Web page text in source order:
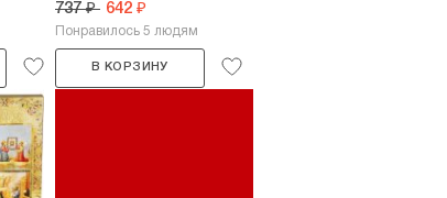
737 ₽ 642 ₽
Понравилось 5 людям
В КОРЗИНУ